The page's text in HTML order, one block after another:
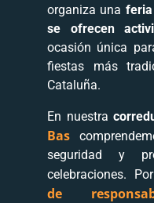
organiza una
se ofrecen
ocasión única
fiestas más
Cataluña.
En nuestra
Bas
seguridad y
celebraciones.
de